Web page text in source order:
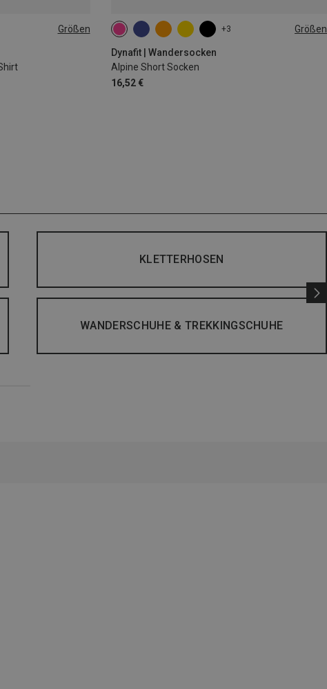
Größen +3 Größen
Dynafit | Wandersocken
Alpine Short Socken
16,52 €
35|36|37|38 39|40|41|42
KLETTERHOSEN
WANDERSCHUHE & TREKKINGSCHUHE